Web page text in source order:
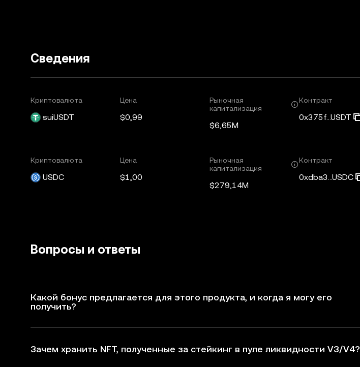
Сведения
Криптовалюта
suiUSDT
Цена
$0,99
Рыночная
капитализация
$6,65M
Контракт
0x375f...USDT
Криптовалюта
USDC
Цена
$1,00
Рыночная
капитализация
$279,14M
Контракт
0xdba3...USDC
Вопросы и ответы
Какой бонус предлагается для этого продукта, и когда я могу его
получить?
Зачем хранить NFT, полученные за стейкинг в пуле ликвидности V3/V4?